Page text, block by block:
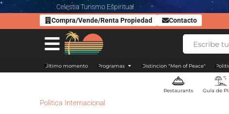
Celestia Turismo Espiritual
Compra/Vende/Renta Propiedad
Contacto
Último momento Programas Distincion "Men of Peace"
Restaurants Guía de
Politica Internacional